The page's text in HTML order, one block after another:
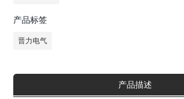
产品标签
晋力电气
产品描述